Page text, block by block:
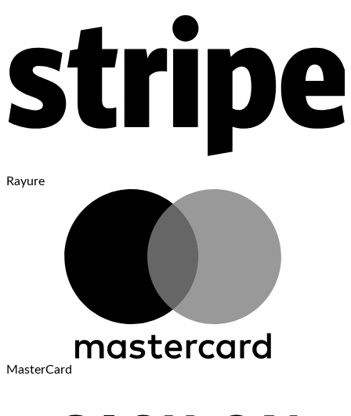
Rayure
MasterCard